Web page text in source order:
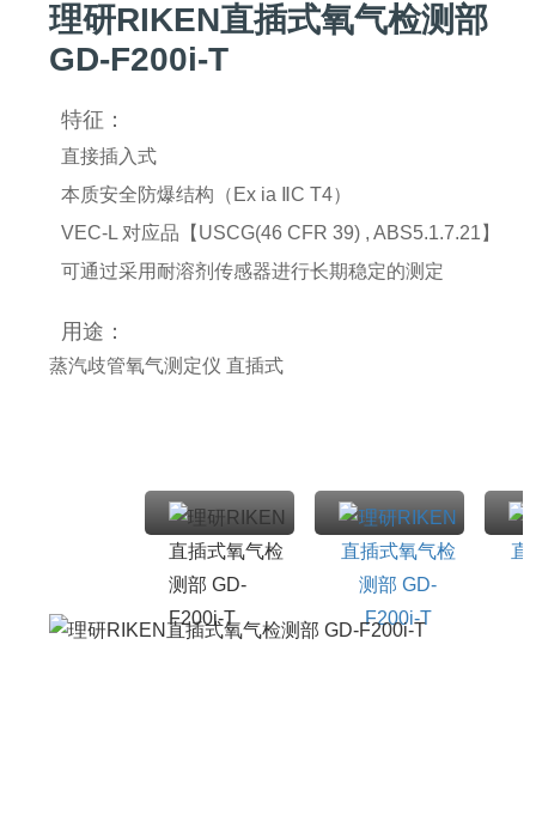
理研RIKEN直插式氧气检测部
GD-F200i-T
特征：
直接插入式
本质安全防爆结构（Ex ia ⅡC T4）
VEC-L 对应品【USCG(46 CFR 39) , ABS5.1.7.21】
可通过采用耐溶剂传感器进行长期稳定的测定
用途：
蒸汽歧管氧气测定仪 直插式